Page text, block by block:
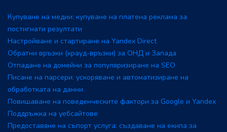
Купуване на медии: купуване на платена реклама за
постигнати резултати
Настройване и стартиране на Yandex Direct
Обратни връзки (крауд-връзки) за ОНД и Запада
Отпадане на домейни за популяризиране на SEO
Писане на парсери: ускоряване и автоматизиране на
обработката на данни
Повишаване на поведенческите фактори за Google и Yandex
Поддръжка на уебсайтове
Предоставяне на съпорт услуга: създаване на екипа за